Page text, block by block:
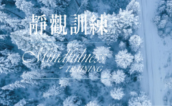
跳
至
內
容